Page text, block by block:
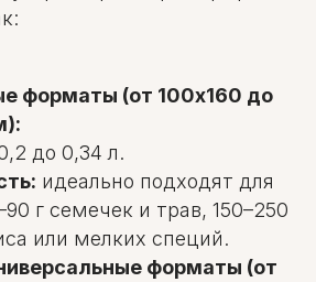
форматы (от 100х160 до
до 0,34 л.
идеально подходят для
г семечек и трав, 150–250
или мелких специй.
форматы (от